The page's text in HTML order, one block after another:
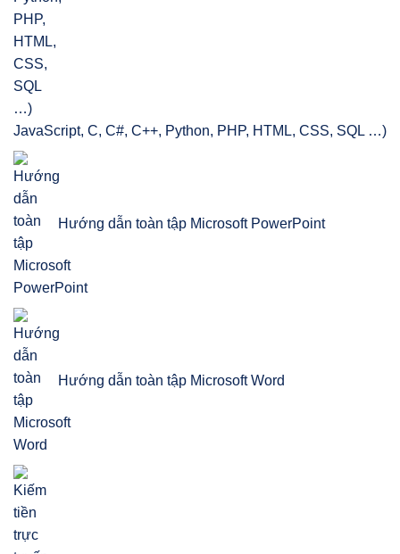
JavaScript, C, C#, C++, Python, PHP, HTML, CSS, SQL …)
Hướng dẫn toàn tập Microsoft PowerPoint
Hướng dẫn toàn tập Microsoft Word